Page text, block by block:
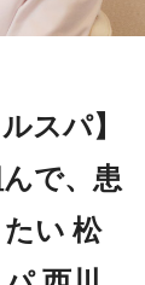
スパ】
で、患
い 松